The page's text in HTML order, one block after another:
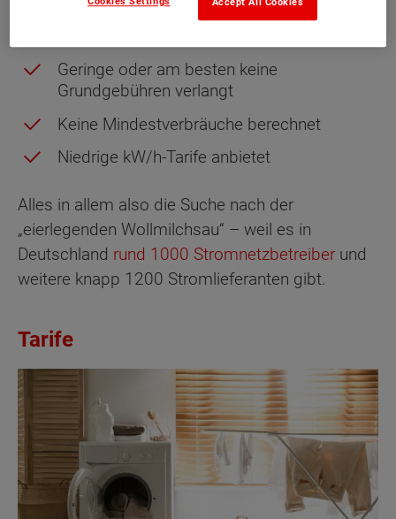
Geringe oder am besten keine
Grundgebühren verlangt
Keine Mindestverbräuche berechnet
Niedrige kW/h-Tarife anbietet
Alles in allem also die Suche nach der
„eierlegenden Wollmilchsau“ – weil es in
Deutschland rund 1000 Stromnetzbetreiber und
weitere knapp 1200 Stromlieferanten gibt.
Tarife